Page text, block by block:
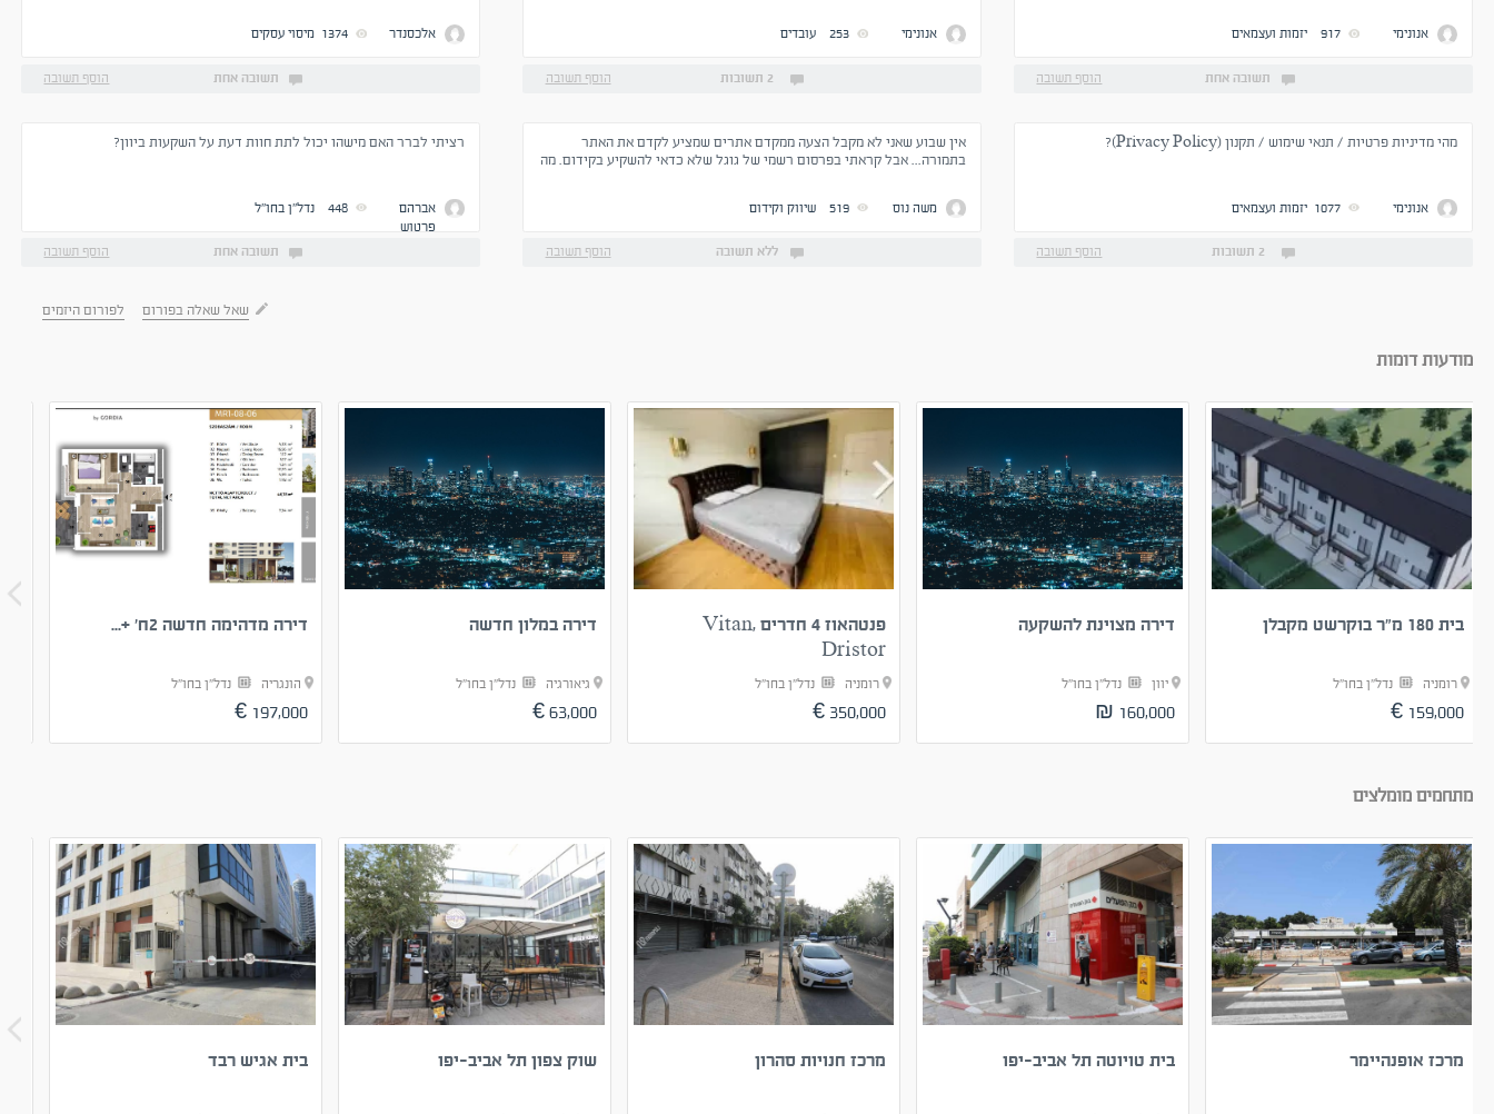
אנונימי 917 יזמות ועצמאים
תשובה אחת הוסף תשובה
אנונימי 253 עובדים
2 תשובות הוסף תשובה
אלכסנדר 1374 מיסוי עסקים
תשובה אחת הוסף תשובה
מהי מדיניות פרטיות / תנאי שימוש / תקנון (Privacy Policy)?
אנונימי 1077 יזמות ועצמאים
2 תשובות הוסף תשובה
אין שבוע שאני לא מקבל הצעה ממקדם אתרים שמציע לקדם את האתר
בתמורה... אבל קראתי בפרסום רשמי של גוגל שלא כדאי להשקיע בקידום. מה
משה נוס 519 שיווק וקידום
ללא תשובה הוסף תשובה
רציתי לברר האם מישהו יכול לתת חוות דעת על השקעות ביוון?
אברהם
פרטוש
448 נדל''ן בחו''ל
תשובה אחת הוסף תשובה
שאל שאלה בפורום לפורום היזמים
מודעות דומות
בית 180 מ”ר בוקרשט מקבלן
רומניה נדל"ן בחו"ל
159,000 €
דירה מצוינת להשקעה
יוון נדל"ן בחו"ל
160,000 ₪
פנטהאוז 4 חדרים Vitan,
Dristor
רומניה נדל"ן בחו"ל
350,000 €
דירה במלון חדשה
גיאורגיה נדל"ן בחו"ל
63,000 €
דירה מדהימה חדשה 2ח’ +...
הונגריה נדל"ן בחו"ל
197,000 €
מתחמים מומלצים
מרכז אופנהיימר בית טויוטה תל אביב-יפו מרכז חנויות סהרון שוק צפון תל אביב-יפו בית אגיש רבד